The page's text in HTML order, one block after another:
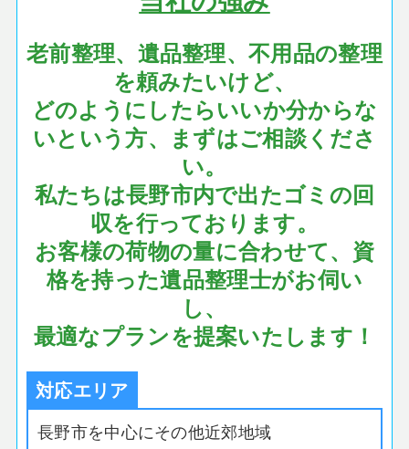
老前整理、遺品整理、不用品の整理
を頼みたいけど、
どのようにしたらいいか分からな
いという方、まずはご相談くださ
い。
私たちは長野市内で出たゴミの回
収を行っております。
お客様の荷物の量に合わせて、資
格を持った遺品整理士がお伺い
し、
最適なプランを提案いたします！
対応エリア
長野市を中心にその他近郊地域